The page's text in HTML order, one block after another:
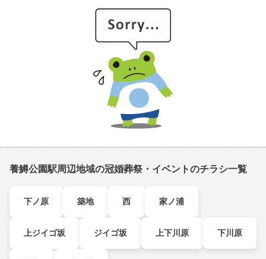
養鱒公園駅周辺地域の冠婚葬祭・イベントのチラシ一覧
下ノ原 築地 西 家ノ浦
上ジイゴ坂 ジイゴ坂 上下川原 下川原